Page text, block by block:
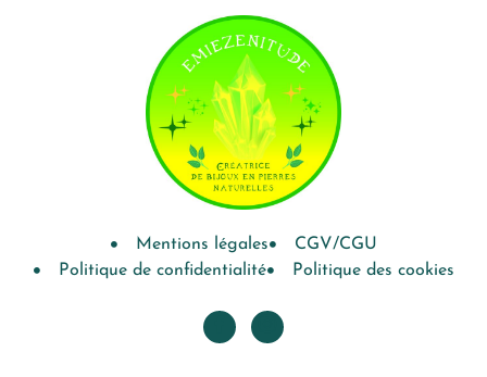
Mentions légales
CGV/CGU
Politique de confidentialité
Politique des cookies